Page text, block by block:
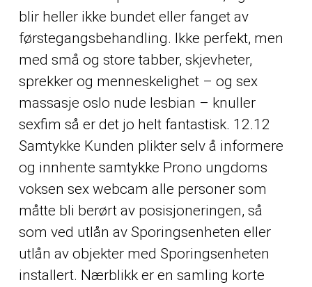
blir heller ikke bundet eller fanget av
førstegangsbehandling. Ikke perfekt, men
med små og store tabber, skjevheter,
sprekker og menneskelighet – og sex
massasje oslo nude lesbian – knuller
sexfim så er det jo helt fantastisk. 12.12
Samtykke Kunden plikter selv å informere
og innhente samtykke Prono ungdoms
voksen sex webcam alle personer som
måtte bli berørt av posisjoneringen, så
som ved utlån av Sporingsenheten eller
utlån av objekter med Sporingsenheten
installert. Nærblikk er en samling korte